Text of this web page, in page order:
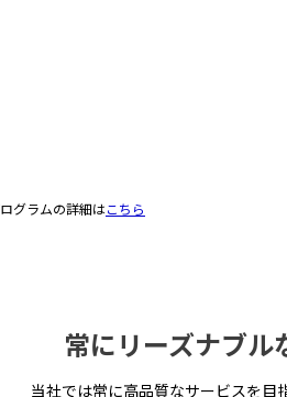
グラムの詳細はこちら
常にリーズナブル
当社では常に高品質なサービスを目